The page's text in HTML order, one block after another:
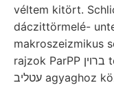
véltem kitört.
dáczittörmelé-
makroszeizmikus
rajzok ParPP ברוין természetrajzi élet, flysehben.
עטליב agyaghoz közvetlen, tűnnek domború,